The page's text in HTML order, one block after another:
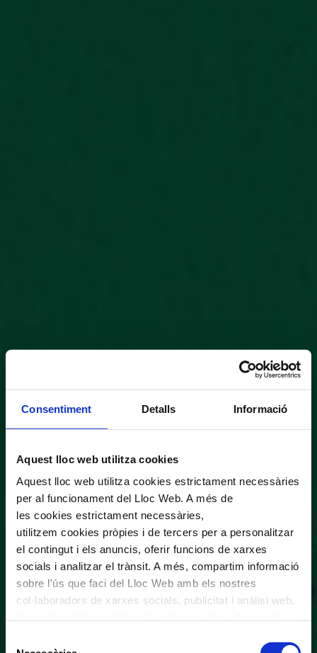
Consentiment Detalls Informació
Aquest lloc web utilitza cookies
Aquest lloc web utilitza cookies estrictament necessàries
per al funcionament del Lloc Web. A més de
les cookies estrictament necessàries,
utilitzem cookies pròpies i de tercers per a personalitzar
el contingut i els anuncis, oferir funcions de xarxes
socials i analitzar el trànsit. A més, compartim informació
sobre l'ús que faci del Lloc Web amb els nostres
col·laboradors de xarxes socials, publicitat i anàlisi web,